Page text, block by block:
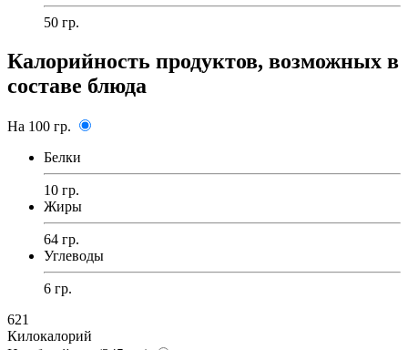
50 гр.
Калорийность продуктов, возможных в
составе блюда
На 100 гр.
Белки
10 гр.
Жиры
64 гр.
Углеводы
6 гр.
621
Килокалорий